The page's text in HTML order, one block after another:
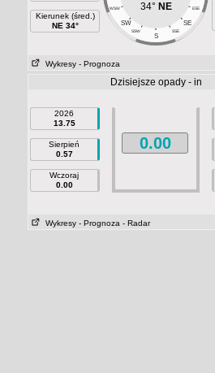
Kierunek (śred.)
NE 34°
WSW ESE
SW SE
SSW SSE
S
34° NE
Wykresy - Prognoza
Dzisiejsze opady - in
2026
13.75
Sierpień
0.57
Wczoraj
0.00
0.00
Wykresy - Prognoza - Radar